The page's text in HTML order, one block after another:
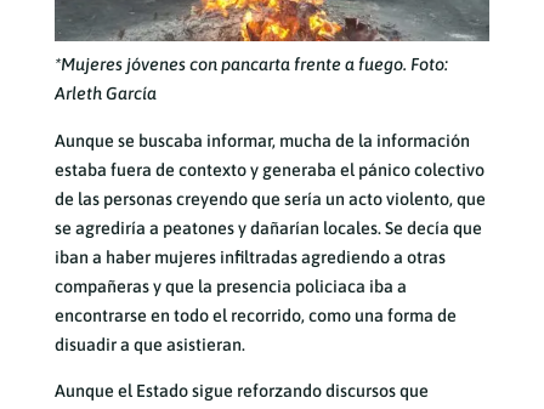
*Mujeres jóvenes con pancarta frente a fuego. Foto:
Arleth García
Aunque se buscaba informar, mucha de la información
estaba fuera de contexto y generaba el pánico colectivo
de las personas creyendo que sería un acto violento, que
se agrediría a peatones y dañarían locales. Se decía que
iban a haber mujeres infiltradas agrediendo a otras
compañeras y que la presencia policiaca iba a
encontrarse en todo el recorrido, como una forma de
disuadir a que asistieran.
Aunque el Estado sigue reforzando discursos que